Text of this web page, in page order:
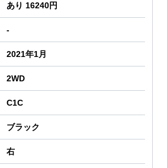
あり 16240円
-
2021年1月
2WD
C1C
ブラック
右